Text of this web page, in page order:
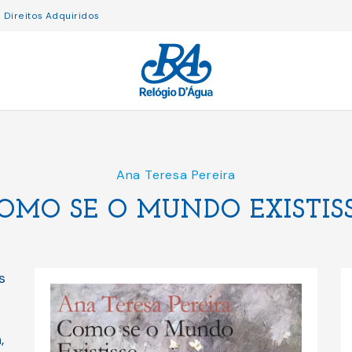
Direitos Adquiridos
Ana Teresa Pereira
SE O MUNDO